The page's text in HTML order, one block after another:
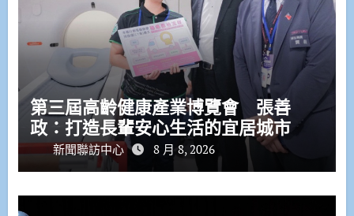
第三屆高齡健康產業博覽會 張善
政：打造長輩安心生活的宜居城市
新聞聯訪中心 8 月 8, 2026